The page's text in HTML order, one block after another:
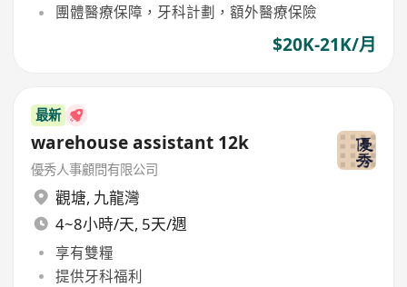
團體醫療保障，牙科計劃，額外醫療保險
$20K-21K/月
最新
warehouse assistant 12k
優秀人事顧問有限公司
觀塘, 九龍灣
4~8小時/天, 5天/週
享有雙糧
提供牙科福利